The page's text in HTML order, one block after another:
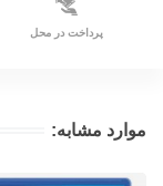
پرداخت در محل
موارد مشابه: